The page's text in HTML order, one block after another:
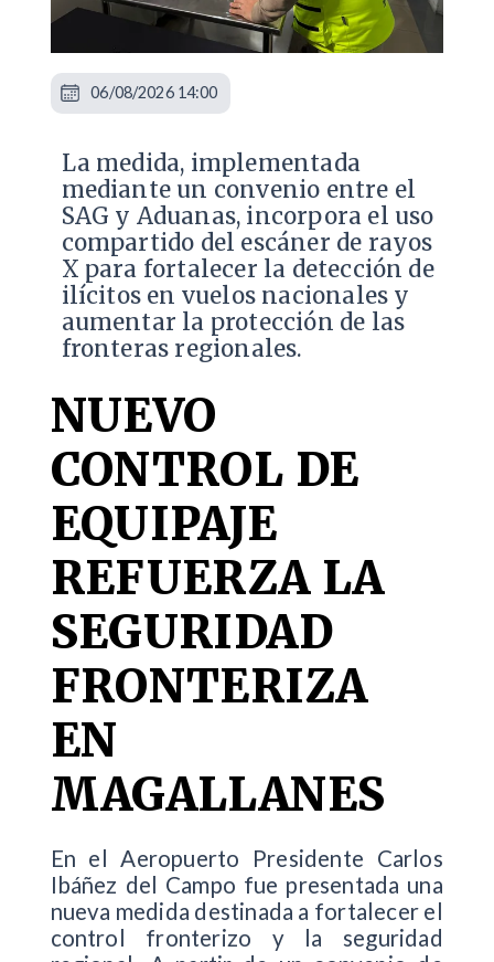
La medida, implementada
mediante un convenio entre el
SAG y Aduanas, incorpora el uso
compartido del escáner de rayos
X para fortalecer la detección de
ilícitos en vuelos nacionales y
aumentar la protección de las
fronteras regionales.
NUEVO
CONTROL DE
EQUIPAJE
REFUERZA LA
SEGURIDAD
FRONTERIZA
EN
MAGALLANES
En el Aeropuerto Presidente Carlos
Ibáñez del Campo fue presentada una
nueva medida destinada a fortalecer el
control fronterizo y la seguridad
06/08/2026 14:00